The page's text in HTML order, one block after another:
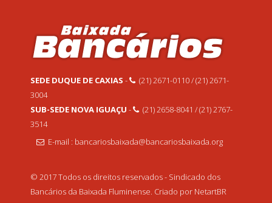
SEDE DUQUE DE CAXIAS -
(21) 2671-0110 / (21) 2671-
3004
SUB-SEDE NOVA IGUAÇU -
(21) 2658-8041 / (21) 2767-
3514
E-mail : bancariosbaixada@bancariosbaixada.org
© 2017 Todos os direitos reservados - Sindicado dos
Bancários da Baixada Fluminense. Criado por NetartBR